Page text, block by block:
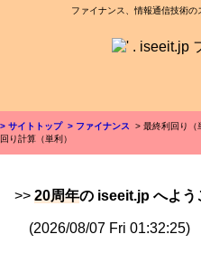
ファイナンス、情報通信技術
> サイトトップ > ファイナンス > 最終利回り（
回り計算（単利）
>> 20周年の iseeit.jp へよう
(2026/08/07 Fri 01:32:25)